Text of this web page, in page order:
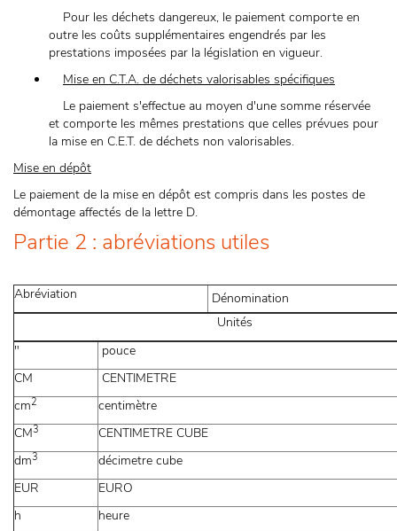
Pour les déchets dangereux, le paiement comporte en
outre les coûts supplémentaires engendrés par les
prestations imposées par la législation en vigueur.
Mise en C.T.A. de déchets valorisables spécifiques
Le paiement s'effectue au moyen d'une somme réservée
et comporte les mêmes prestations que celles prévues pour
la mise en C.E.T. de déchets non valorisables.
Mise en dépôt
Le paiement de la mise en dépôt est compris dans les postes de
démontage affectés de la lettre D.
Partie 2 : abréviations utiles
Abréviation
Dénomination
Unités
"
pouce
CM
CENTIMETRE
cm2
centimètre
CM3
CENTIMETRE CUBE
dm3
décimetre cube
EUR
EURO
h
heure